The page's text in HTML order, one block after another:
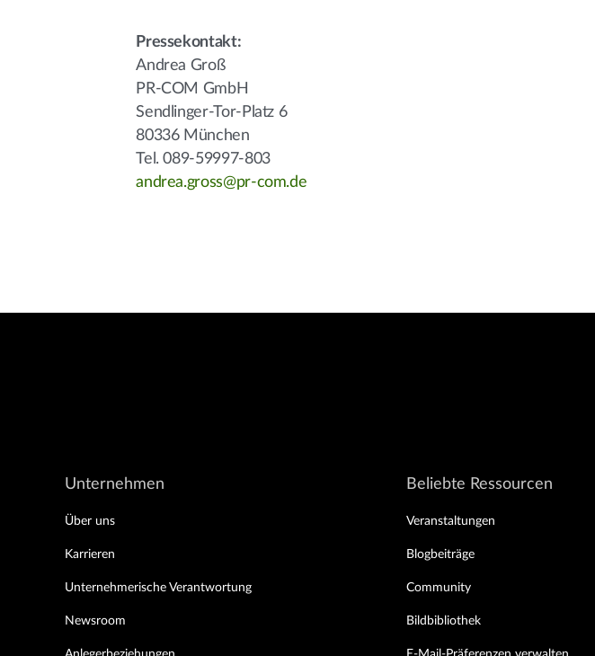
Pressekontakt:
Andrea Groß
PR-COM GmbH
Sendlinger-Tor-Platz 6
80336 München
Tel. 089-59997-803
andrea.gross@pr-com.de
Unternehmen
Über uns
Karrieren
Unternehmerische Verantwortung
Newsroom
Beliebte Ressourcen
Veranstaltungen
Blogbeiträge
Community
Bildbibliothek